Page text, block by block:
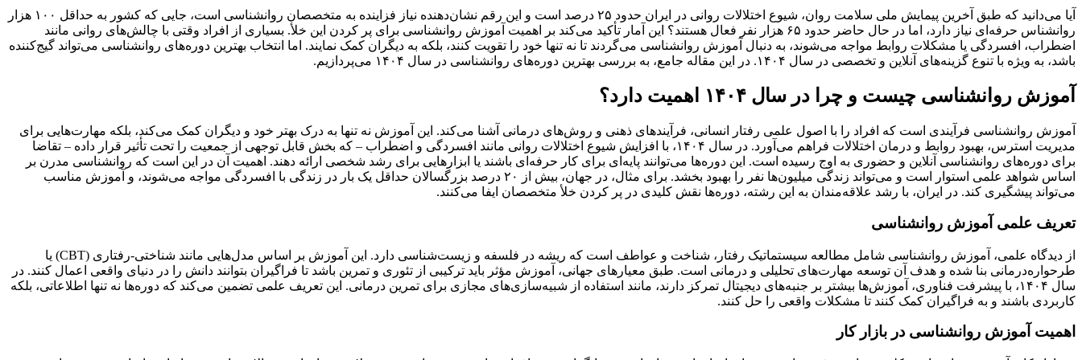
آیا می‌دانید که طبق آخرین پیمایش ملی سلامت روان، شیوع اختلالات روانی در ایران حدود ۲۵ درصد است و این رقم نشان‌دهنده نیاز فزاینده به متخصصان روانشناسی است، جایی که کشور به حداقل ۱۰۰ هزار
روانشناس حرفه‌ای نیاز دارد، اما در حال حاضر حدود ۶۵ هزار نفر فعال هستند؟ این آمار تأکید می‌کند بر اهمیت آموزش روانشناسی برای پر کردن این خلأ. بسیاری از افراد وقتی با چالش‌های روانی مانند
اضطراب، افسردگی یا مشکلات روابط مواجه می‌شوند، به دنبال آموزش روانشناسی می‌گردند تا نه تنها خود را تقویت کنند، بلکه به دیگران کمک نمایند. اما انتخاب بهترین دوره‌های روانشناسی می‌تواند گیج‌کننده
باشد، به ویژه با تنوع گزینه‌های آنلاین و تخصصی در سال ۱۴۰۴. در این مقاله جامع، به بررسی بهترین دوره‌های روانشناسی در سال ۱۴۰۴ می‌پردازیم.
آموزش روانشناسی چیست و چرا در سال ۱۴۰۴ اهمیت دارد؟
آموزش روانشناسی فرآیندی است که افراد را با اصول علمی رفتار انسانی، فرآیندهای ذهنی و روش‌های درمانی آشنا می‌کند. این آموزش نه تنها به درک بهتر خود و دیگران کمک می‌کند، بلکه مهارت‌هایی برای
مدیریت استرس، بهبود روابط و درمان اختلالات فراهم می‌آورد. در سال ۱۴۰۴، با افزایش شیوع اختلالات روانی مانند افسردگی و اضطراب – که بخش قابل توجهی از جمعیت را تحت تأثیر قرار داده – تقاضا
برای دوره‌های روانشناسی آنلاین و حضوری به اوج رسیده است. این دوره‌ها می‌توانند پایه‌ای برای کار حرفه‌ای باشند یا ابزارهایی برای رشد شخصی ارائه دهند. اهمیت آن در این است که روانشناسی مدرن بر
اساس شواهد علمی استوار است و می‌تواند زندگی میلیون‌ها نفر را بهبود بخشد. برای مثال، در جهان، بیش از ۲۰ درصد بزرگسالان حداقل یک بار در زندگی با افسردگی مواجه می‌شوند، و آموزش مناسب
می‌تواند پیشگیری کند. در ایران، با رشد علاقه‌مندان به این رشته، دوره‌ها نقش کلیدی در پر کردن خلأ متخصصان ایفا می‌کنند.
تعریف علمی آموزش روانشناسی
از دیدگاه علمی، آموزش روانشناسی شامل مطالعه سیستماتیک رفتار، شناخت و عواطف است که ریشه در فلسفه و زیست‌شناسی دارد. این آموزش بر اساس مدل‌هایی مانند شناختی-رفتاری (CBT) یا
طرحواره‌درمانی بنا شده و هدف آن توسعه مهارت‌های تحلیلی و درمانی است. طبق معیارهای جهانی، آموزش مؤثر باید ترکیبی از تئوری و تمرین باشد تا فراگیران بتوانند دانش را در دنیای واقعی اعمال کنند. در
سال ۱۴۰۴، با پیشرفت فناوری، آموزش‌ها بیشتر بر جنبه‌های دیجیتال تمرکز دارند، مانند استفاده از شبیه‌سازی‌های مجازی برای تمرین درمانی. این تعریف علمی تضمین می‌کند که دوره‌ها نه تنها اطلاعاتی، بلکه
کاربردی باشند و به فراگیران کمک کنند تا مشکلات واقعی را حل کنند.
اهمیت آموزش روانشناسی در بازار کار